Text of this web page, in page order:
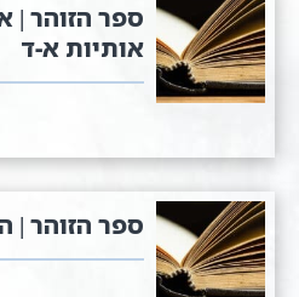
ספר הזוהר |
אותיות א-ד
ספר הזוהר |